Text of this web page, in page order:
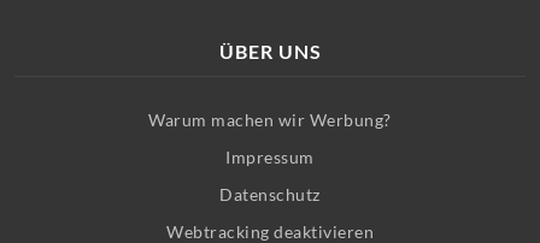
ÜBER UNS
Warum machen wir Werbung?
Impressum
Datenschutz
Webtracking deaktivieren